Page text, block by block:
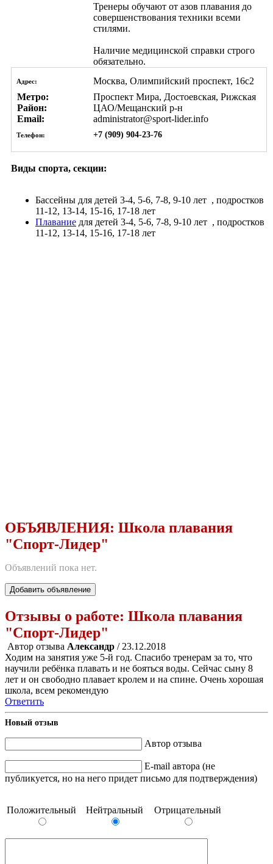
Тренеры обучают от азов плавания до
совершенствования техники всеми
стилями.
Наличие медицинской справки строго
обязательно.
Адрес:
Москва, Олимпийский проспект, 16с2
Метро:
Проспект Мира, Достоевская, Рижская
Район:
ЦАО/Мещанский р-н
Email:
administrator@sport-lider.info
Телефон: +7 (909) 904-23-76
Виды спорта, секции:
Бассейны для детей 3-4, 5-6, 7-8, 9-10 лет , подростков
11-12, 13-14, 15-16, 17-18 лет
Плавание для детей 3-4, 5-6, 7-8, 9-10 лет , подростков
11-12, 13-14, 15-16, 17-18 лет
ОБЪЯВЛЕНИЯ: Школа плавания
"Спорт-Лидер"
Объявлений пока нет.
Добавить объявление
Отзывы о работе: Школа плавания
"Спорт-Лидер"
Автор отзыва Александр / 23.12.2018
Ходим на занятия уже 5-й год. Спасибо тренерам за то, что
научили ребёнка плавать и не бояться воды. Сейчас сыну 8
лет и он свободно плавает кролем и на спине. Очень хорошая
школа, всем рекомендую
Ответить
Новый отзыв
Автор отзыва
E-mail автора (не
публикуется, но на него придет письмо для подтверждения)
Положительный Нейтральный Отрицательный